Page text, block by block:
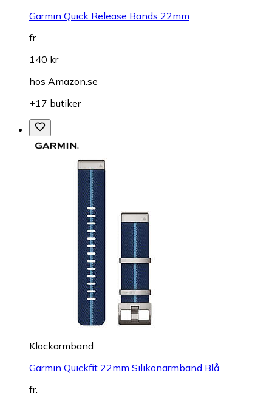
Garmin Quick Release Bands 22mm
fr.
140 kr
hos Amazon.se
+17 butiker
Klockarmband
Garmin Quickfit 22mm Silikonarmband Blå
fr.